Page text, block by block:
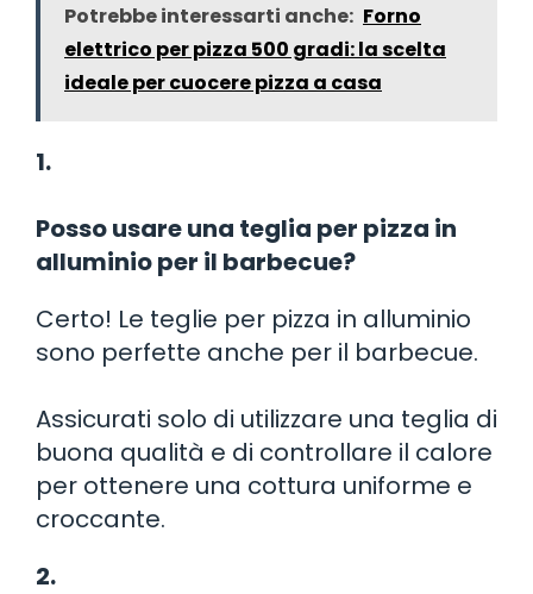
Potrebbe interessarti anche: Forno
elettrico per pizza 500 gradi: la scelta
ideale per cuocere pizza a casa
1.
Posso usare una teglia per pizza in
alluminio per il barbecue?
Certo! Le teglie per pizza in alluminio
sono perfette anche per il barbecue.
Assicurati solo di utilizzare una teglia di
buona qualità e di controllare il calore
per ottenere una cottura uniforme e
croccante.
2.